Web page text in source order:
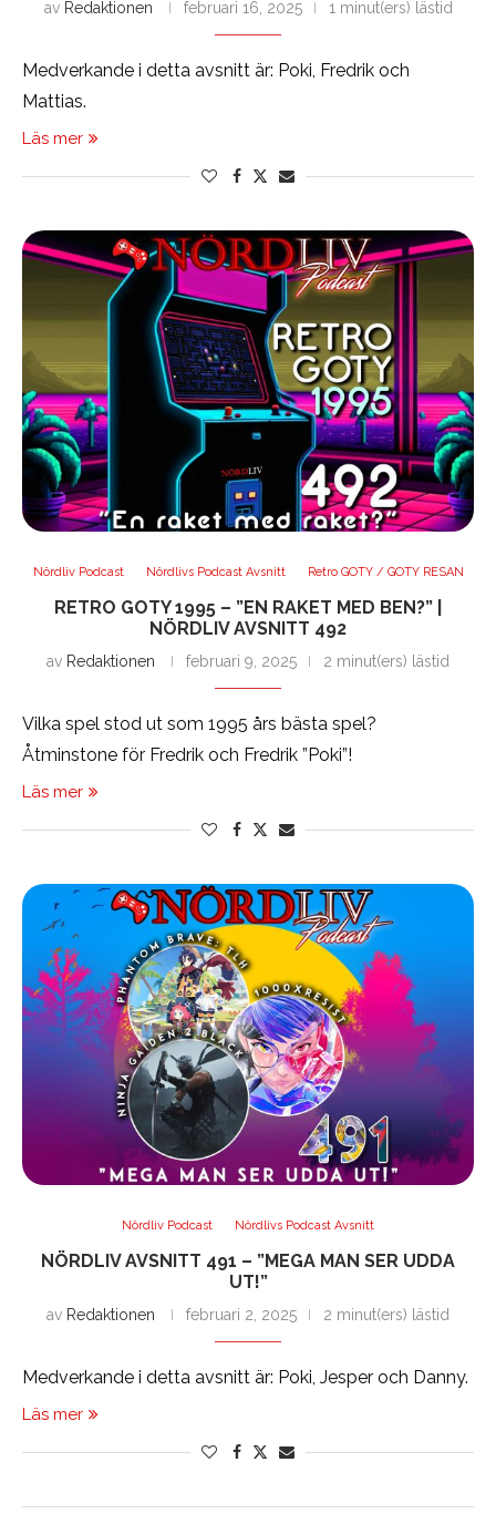
av Redaktionen februari 16, 2025 1 minut(ers) lästid
Medverkande i detta avsnitt är: Poki, Fredrik och
Mattias.
Läs mer
Nördliv Podcast Nördlivs Podcast Avsnitt Retro GOTY / GOTY RESAN
RETRO GOTY 1995 – ”EN RAKET MED BEN?” |
NÖRDLIV AVSNITT 492
av Redaktionen februari 9, 2025 2 minut(ers) lästid
Vilka spel stod ut som 1995 års bästa spel?
Åtminstone för Fredrik och Fredrik ”Poki”!
Läs mer
Nördliv Podcast Nördlivs Podcast Avsnitt
NÖRDLIV AVSNITT 491 – ”MEGA MAN SER UDDA
UT!”
av Redaktionen februari 2, 2025 2 minut(ers) lästid
Medverkande i detta avsnitt är: Poki, Jesper och Danny.
Läs mer